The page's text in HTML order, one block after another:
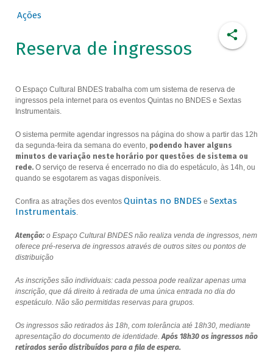
Ações
Reserva de ingressos
O Espaço Cultural BNDES trabalha com um sistema de reserva de
ingressos pela internet para os eventos Quintas no BNDES e Sextas
Instrumentais.
O sistema permite agendar ingressos na página do show a partir das 12h
da segunda-feira da semana do evento, podendo haver alguns
minutos de variação neste horário por questões de sistema ou
rede.O serviço de reserva é encerrado no dia do espetáculo, às 14h, ou
quando se esgotarem as vagas disponíveis.
Confira as atrações dos eventos Quintas no BNDES e Sextas
Instrumentais.
Atenção:o Espaço Cultural BNDES não realiza venda de ingressos, nem
oferece pré-reserva de ingressos através de outros sites ou pontos de
distribuição
As inscrições são individuais: cada pessoa pode realizar apenas uma
inscrição, que dá direito à retirada de uma única entrada no dia do
espetáculo. Não são permitidas reservas para grupos.
Os ingressos são retirados às 18h, com tolerância até 18h30, mediante
apresentação do documento de identidade.Após 18h30 os ingressos não
retirados serão distribuídos para a fila de espera.